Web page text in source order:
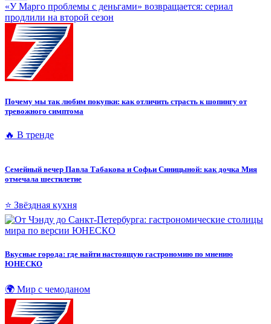
«У Марго проблемы с деньгами» возвращается: сериал
продлили на второй сезон
Почему мы так любим покупки: как отличить страсть к шопингу от
тревожного симптома
🔥 В тренде
Семейный вечер Павла Табакова и Софьи Синицыной: как дочка Мия
отмечала шестилетие
⭐ Звёздная кухня
Вкусные города: где найти настоящую гастрономию по мнению
ЮНЕСКО
🌍 Мир с чемоданом